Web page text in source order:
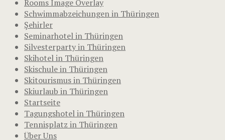
Rooms Image Overlay
Schwimmabzeichungen in Thüringen
Şehirler
Seminarhotel in Thüringen
Silvesterparty in Thüringen
Skihotel in Thüringen
Skischule in Thüringen
Skitourismus in Thüringen
Skiurlaub in Thüringen
Startseite
Tagungshotel in Thüringen
Tennisplatz in Thüringen
Über Uns